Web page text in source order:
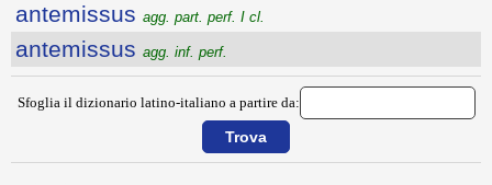
antemissus agg. part. perf. I cl.
antemissus agg. inf. perf.
Sfoglia il dizionario latino-italiano a partire da: